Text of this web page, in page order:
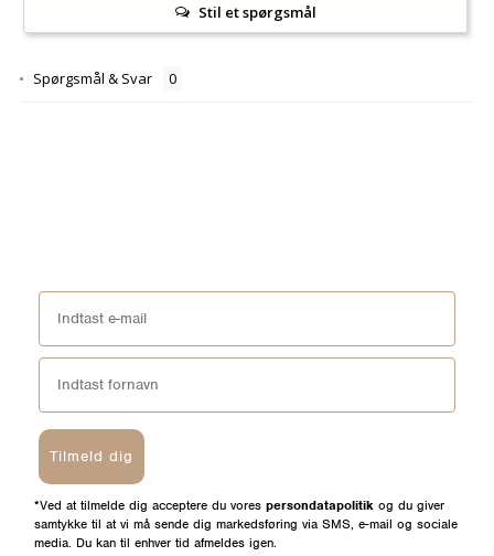
Stil et spørgsmål
Spørgsmål & Svar
Tilmeld dig
*Ved at tilmelde dig acceptere du vores persondatapolitik og du giver
samtykke til at vi må sende dig markedsføring via SMS, e-mail og sociale
media. Du kan til enhver tid afmeldes igen.